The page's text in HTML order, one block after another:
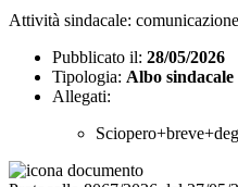
Attività sindacale:
Pubblicato il: 28/05/2026
Tipologia: Albo sindacale
Allegati: